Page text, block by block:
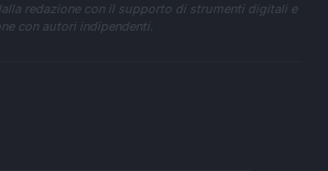
redazione con il supporto di strumenti digitali e
con autori indipendenti.